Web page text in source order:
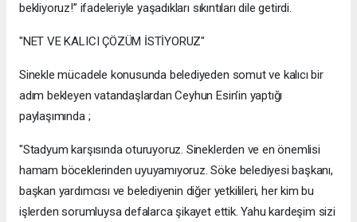
bekliyoruz!” ifadeleriyle yaşadıkları sıkıntıları dile getirdi.
"NET VE KALICI ÇÖZÜM İSTİYORUZ"
Sinekle mücadele konusunda belediyeden somut ve kalıcı bir
adım bekleyen vatandaşlardan Ceyhun Esin’in yaptığı
paylaşımında ;
"Stadyum karşısında oturuyoruz. Sineklerden ve en önemlisi
hamam böceklerinden uyuyamıyoruz. Söke belediyesi başkanı,
başkan yardımcısı ve belediyenin diğer yetkilileri, her kim bu
işlerden sorumluysa defalarca şikayet ettik. Yahu kardeşim sizi